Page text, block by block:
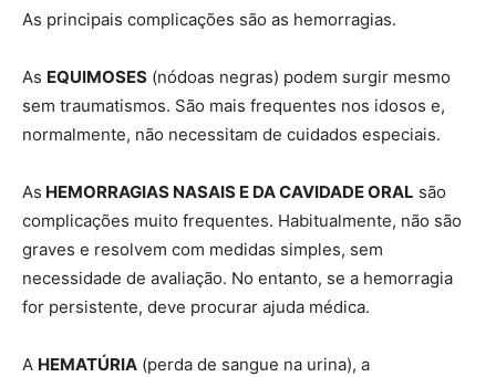
As principais complicações são as hemorragias.
As EQUIMOSES (nódoas negras) podem surgir mesmo
sem traumatismos. São mais frequentes nos idosos e,
normalmente, não necessitam de cuidados especiais.
As HEMORRAGIAS NASAIS E DA CAVIDADE ORAL são
complicações muito frequentes. Habitualmente, não são
graves e resolvem com medidas simples, sem
necessidade de avaliação. No entanto, se a hemorragia
for persistente, deve procurar ajuda médica.
A HEMATÚRIA (perda de sangue na urina), a